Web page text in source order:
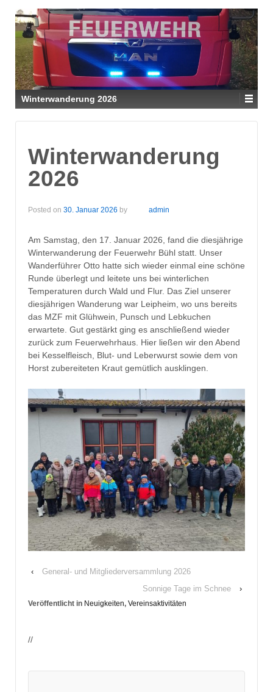
Winterwanderung 2026
Winterwanderung
2026
Posted on 30. Januar 2026 by admin
Am Samstag, den 17. Januar 2026, fand die diesjährige
Winterwanderung der Feuerwehr Bühl statt. Unser
Wanderführer Otto hatte sich wieder einmal eine schöne
Runde überlegt und leitete uns bei winterlichen
Temperaturen durch Wald und Flur. Das Ziel unserer
diesjährigen Wanderung war Leipheim, wo uns bereits
das MZF mit Glühwein, Punsch und Lebkuchen
erwartete. Gut gestärkt ging es anschließend wieder
zurück zum Feuerwehrhaus. Hier ließen wir den Abend
bei Kesselfleisch, Blut- und Leberwurst sowie dem von
Horst zubereiteten Kraut gemütlich ausklingen.
‹
General- und Mitgliederversammlung 2026
Sonnige Tage im Schnee
›
Veröffentlicht in Neuigkeiten, Vereinsaktivitäten
//